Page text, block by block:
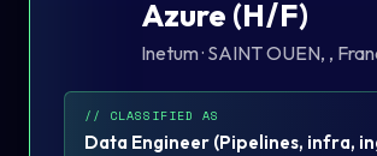
Azure (H/F)
Inetum· SAINT OUEN, ,
// CLASSIFIED AS
Data Engineer (Pipelines, infra,